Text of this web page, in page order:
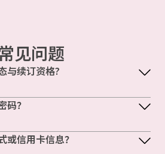
见问题
与续订资格?
码？
或信用卡信息？